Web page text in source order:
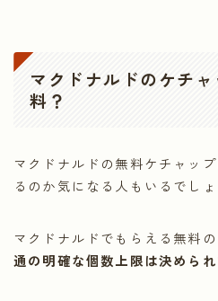
マクドナルドのケチ
料？
マクドナルドの無料ケチャッ
るのか気になる人もいるでしょ
マクドナルドでもらえる無料
通の明確な個数上限は決めら